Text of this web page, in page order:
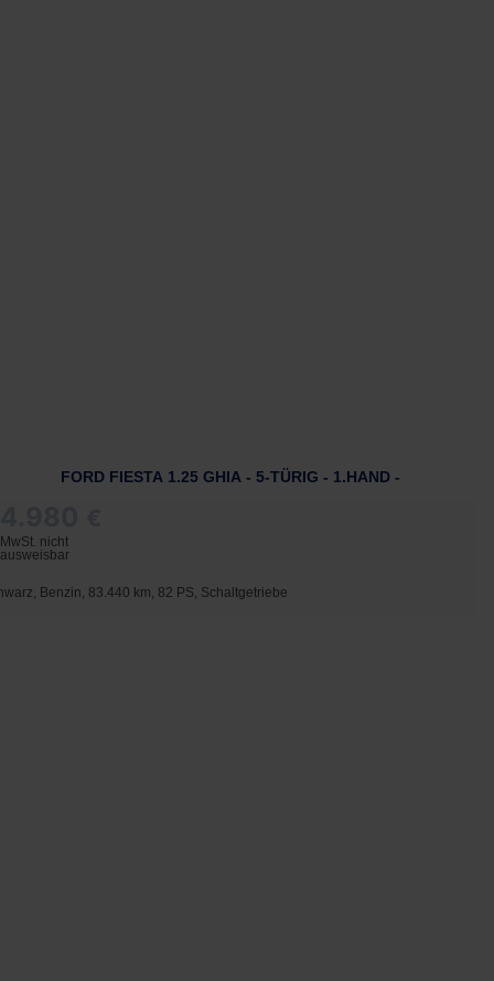
FORD FIESTA 1.25 GHIA - 5-TÜRIG - 1.HAND -
MwSt. nicht
ausweisbar
Benzin, 83.440 km, 82 PS, Schaltgetriebe